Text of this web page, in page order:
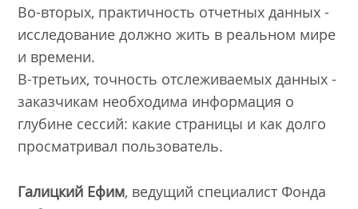
Во-вторых, практичность отчетных данных -
исследование должно жить в реальном мире
и времени.
В-третьих, точность отслеживаемых данных -
заказчикам необходима информация о
глубине сессий: какие страницы и как долго
просматривал пользователь.
Галицкий Ефим, ведущий специалист Фонда